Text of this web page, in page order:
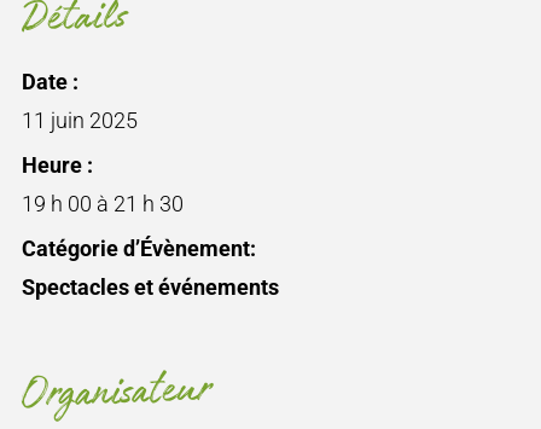
Détails
Date :
11 juin 2025
Heure :
19 h 00 à 21 h 30
Catégorie d’Évènement:
Spectacles et événements
Organisateur